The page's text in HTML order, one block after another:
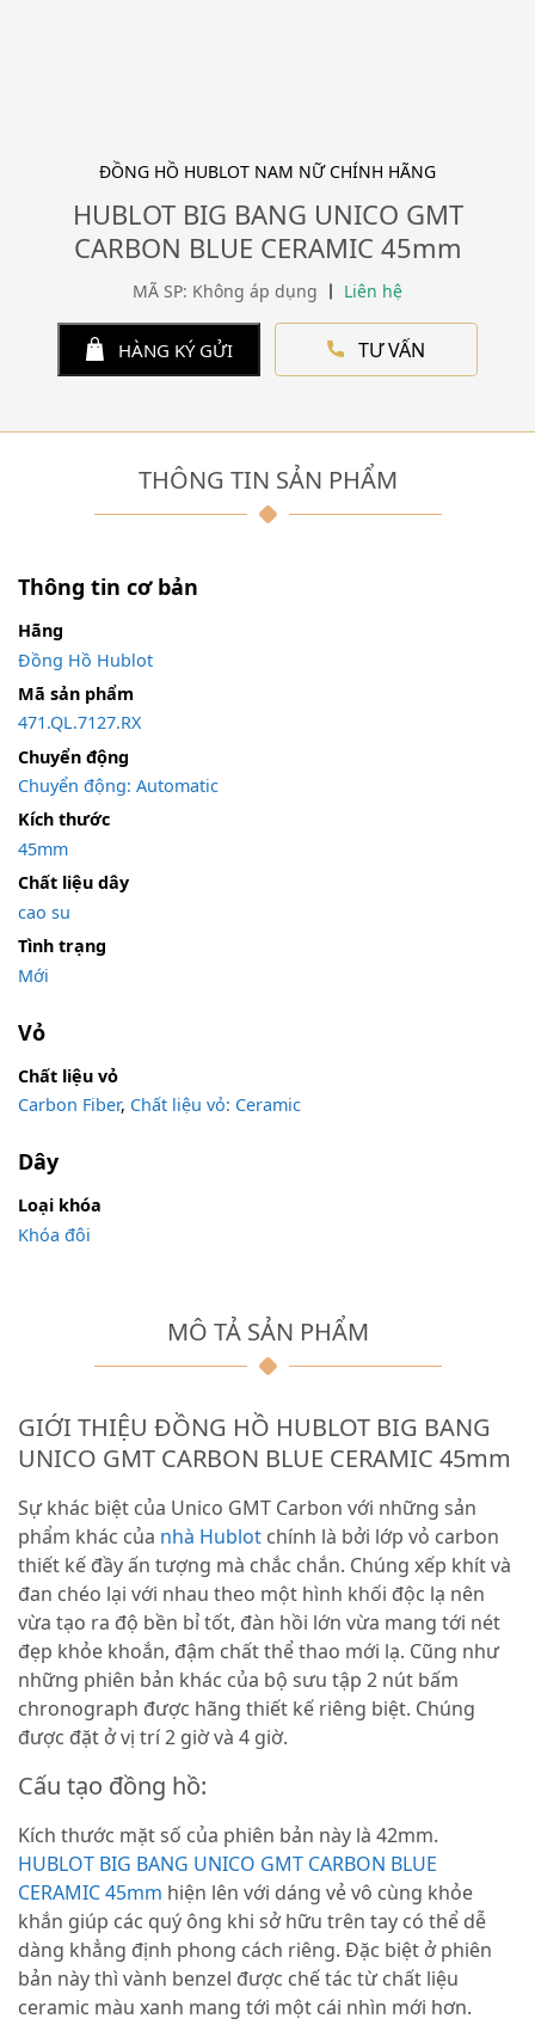
ĐỒNG HỒ HUBLOT NAM NỮ CHÍNH HÃNG
HUBLOT BIG BANG UNICO GMT
CARBON BLUE CERAMIC 45mm
MÃ SP: Không áp dụng Liên hệ
HÀNG KÝ GỬI TƯ VẤN
MÔ TẢ SẢN PHẨM
GIỚI THIỆU ĐỒNG HỒ HUBLOT BIG BANG
UNICO GMT CARBON BLUE CERAMIC 45mm
Sự khác biệt của Unico GMT Carbon với những sản
phẩm khác của nhà Hublot chính là bởi lớp vỏ carbon
thiết kế đầy ấn tượng mà chắc chắn. Chúng xếp khít và
đan chéo lại với nhau theo một hình khối độc lạ nên
vừa tạo ra độ bền bỉ tốt, đàn hồi lớn vừa mang tới nét
đẹp khỏe khoắn, đậm chất thể thao mới lạ. Cũng như
những phiên bản khác của bộ sưu tập 2 nút bấm
chronograph được hãng thiết kế riêng biệt. Chúng
được đặt ở vị trí 2 giờ và 4 giờ.
Cấu tạo đồng hồ:
Kích thước mặt số của phiên bản này là 42mm.
HUBLOT BIG BANG UNICO GMT CARBON BLUE
CERAMIC 45mm hiện lên với dáng vẻ vô cùng khỏe
khắn giúp các quý ông khi sở hữu trên tay có thể dễ
dàng khẳng định phong cách riêng. Đặc biệt ở phiên
bản này thì vành benzel được chế tác từ chất liệu
ceramic màu xanh mang tới một cái nhìn mới hơn.
THÔNG TIN SẢN PHẨM
Thông tin cơ bản
Hãng
Đồng Hồ Hublot
Mã sản phẩm
471.QL.7127.RX
Chuyển động
Chuyển động: Automatic
Kích thước
45mm
Chất liệu dây
cao su
Tình trạng
Mới
Vỏ
Chất liệu vỏ
Carbon Fiber, Chất liệu vỏ: Ceramic
Dây
Loại khóa
Khóa đôi